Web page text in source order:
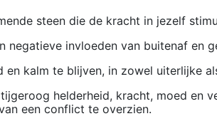
steen die de kracht in jezelf
negatieve invloeden van buitenaf en
en kalm te blijven, in zowel uiterlijke
helderheid, kracht, moed en
een conflict te overzien.